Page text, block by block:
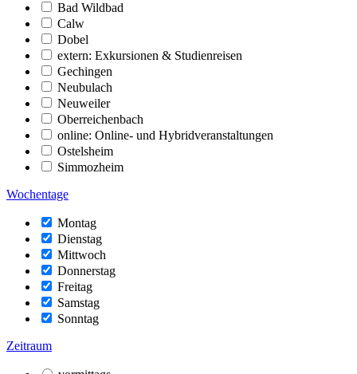
Bad Wildbad
Calw
Dobel
extern: Exkursionen & Studienreisen
Gechingen
Neubulach
Neuweiler
Oberreichenbach
online: Online- und Hybridveranstaltungen
Ostelsheim
Simmozheim
Wochentage
Montag
Dienstag
Mittwoch
Donnerstag
Freitag
Samstag
Sonntag
Zeitraum